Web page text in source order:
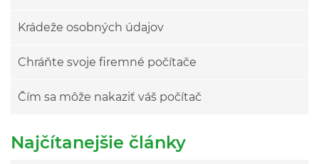
Krádeže osobných údajov
Chráňte svoje firemné počítače
Čím sa môže nakaziť váš počítač
Najčítanejšie články